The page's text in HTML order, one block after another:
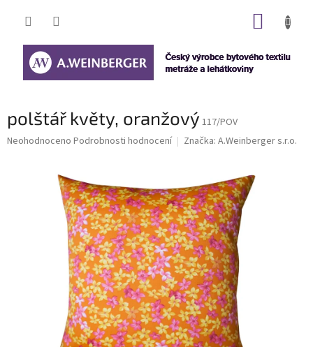
polštář květy, oranžový 117/POV
Průměrné
Neohodnoceno Podrobnosti hodnocení Značka: A.Weinberger s.r.o.